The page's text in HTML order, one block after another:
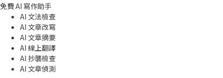
免費 AI 寫作助手
AI 文法檢查
AI 文章改寫
AI 文章摘要
AI 線上翻譯
AI 抄襲檢查
AI 文章偵測